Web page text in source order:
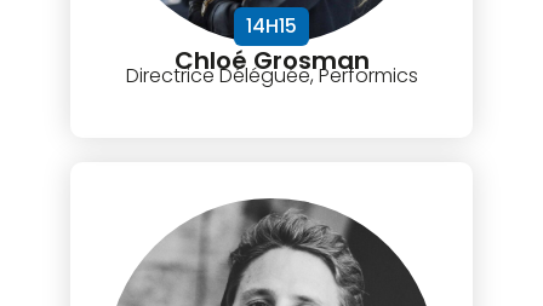
14H15
Chloé Grosman
Directrice Déléguée, Performics